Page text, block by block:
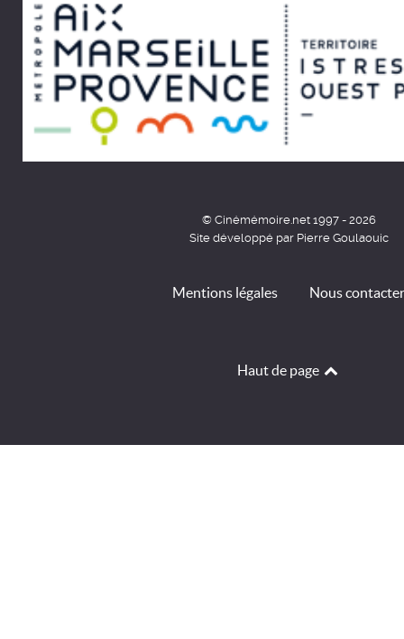
© Cinémémoire.net 1997 - 2026
Site développé par Pierre Goulaouic
Mentions légales Nous contacter
Haut de page